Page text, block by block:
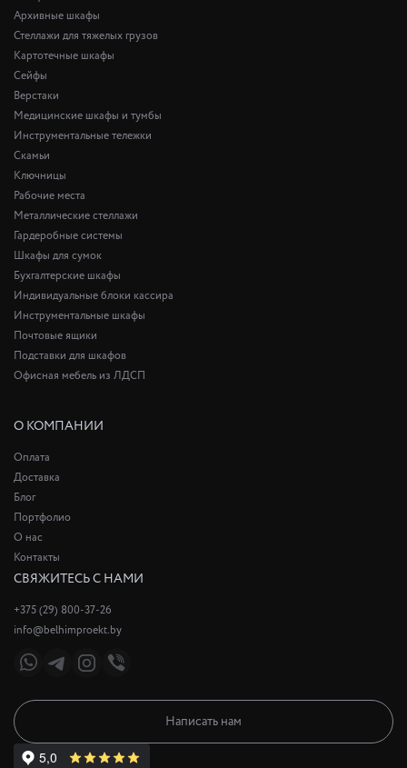
Архивные шкафы
Стеллажи для тяжелых грузов
Картотечные шкафы
Сейфы
Верстаки
Медицинские шкафы и тумбы
Инструментальные тележки
Скамьи
Ключницы
Рабочие места
Металлические стеллажи
Гардеробные системы
Шкафы для сумок
Бухгалтерские шкафы
Индивидуальные блоки кассира
Инструментальные шкафы
Почтовые ящики
Подставки для шкафов
Офисная мебель из ЛДСП
О КОМПАНИИ
Оплата
Доставка
Блог
Портфолио
О нас
Контакты
СВЯЖИТЕСЬ С НАМИ
+375 (29) 800-37-26
info@belhimproekt.by
Написать нам